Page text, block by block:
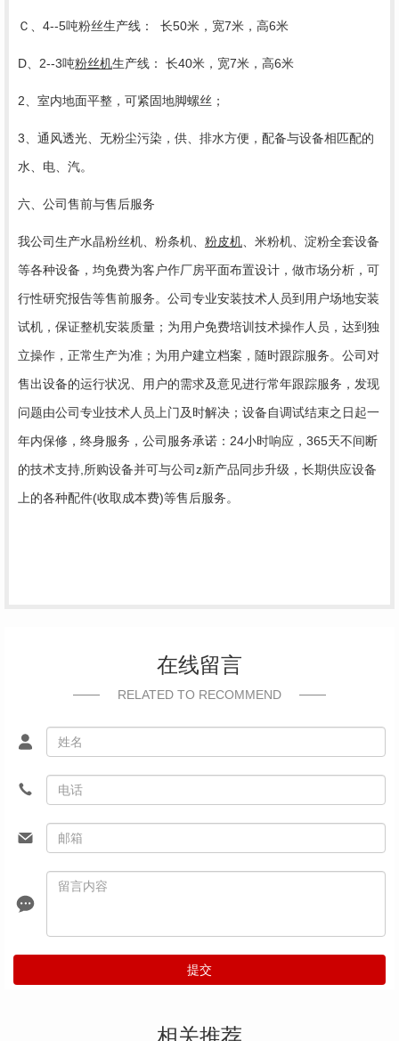
Ｃ、4--5吨粉丝生产线： 长50米，宽7米，高6米
D、2--3吨粉丝机生产线： 长40米，宽7米，高6米
2、室内地面平整，可紧固地脚螺丝；
3、通风透光、无粉尘污染，供、排水方便，配备与设备相匹配的
水、电、汽。
六、公司售前与售后服务
我公司生产水晶粉丝机、粉条机、 粉皮机、米粉机、淀粉全套设备
等各种设备，均免费为客户作厂房平面布置设计，做市场分析，可
行性研究报告等售前服务。公司专业安装技术人员到用户场地安装
试机，保证整机安装质量；为用户免费培训技术操作人员，达到独
立操作，正常生产为准；为用户建立档案，随时跟踪服务。公司对
售出设备的运行状况、用户的需求及意见进行常年跟踪服务，发现
问题由公司专业技术人员上门及时解决；设备自调试结束之日起一
年内保修，终身服务，公司服务承诺：24小时响应，365天不间断
的技术支持,所购设备并可与公司z新产品同步升级，长期供应设备
上的各种配件(收取成本费)等售后服务。
在线留言
RELATED TO RECOMMEND
提交